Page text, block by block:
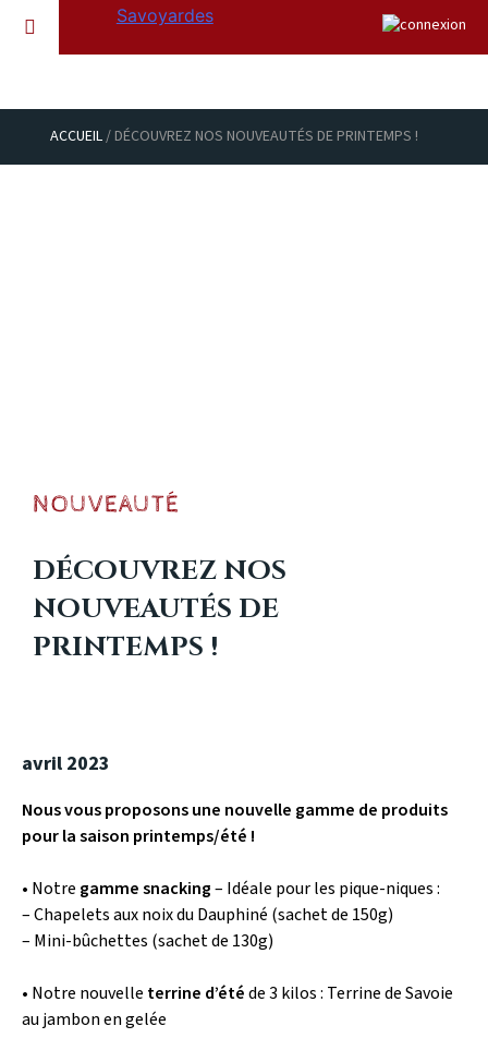
ACCUEIL/ DÉCOUVREZ NOS NOUVEAUTÉS DE PRINTEMPS !
NOUVEAUTÉ
DÉCOUVREZ NOS
NOUVEAUTÉS DE
PRINTEMPS !
avril 2023
Nous vous proposons une nouvelle gamme de produits
pour la saison printemps/été !
• Notre gamme snacking– Idéale pour les pique-niques :
– Chapelets aux noix du Dauphiné (sachet de 150g)
– Mini-bûchettes (sachet de 130g)
• Notre nouvelle terrine d’étéde 3 kilos : Terrine de Savoie
au jambon en gelée